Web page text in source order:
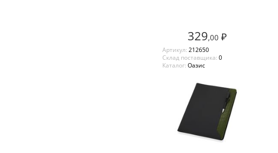
329,00 ₽
Артикул: 212650
Склад поставщика: 0
Каталог: Оазис